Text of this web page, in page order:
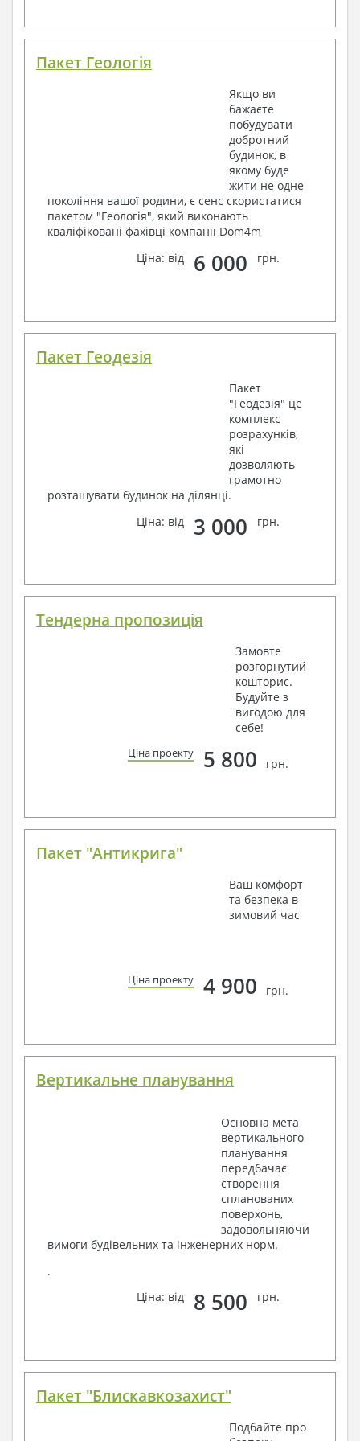
Пакет Геологія
Якщо ви
бажаєте
побудувати
добротний
будинок, в
якому буде
жити не одне
покоління вашої родини, є сенс скористатися
пакетом "Геологія", який виконають
кваліфіковані фахівці компанії Dom4m
Ціна: від
6 000 грн.
Пакет Геодезія
Пакет
"Геодезія" це
комплекс
розрахунків,
які
дозволяють
грамотно
розташувати будинок на ділянці.
Ціна: від
3 000 грн.
Тендерна пропозиція
Замовте
розгорнутий
кошторис.
Будуйте з
вигодою для
себе!
Ціна проекту 5 800 грн.
Пакет "Антикрига"
Ваш комфорт
та безпека в
зимовий час
Ціна проекту 4 900 грн.
Вертикальне планування
Основна мета
вертикального
планування
передбачає
створення
спланованих
поверхонь,
задовольняючи
вимоги будівельних та інженерних норм.
.
Ціна: від
8 500 грн.
Пакет "Блискавкозахист"
Подбайте про